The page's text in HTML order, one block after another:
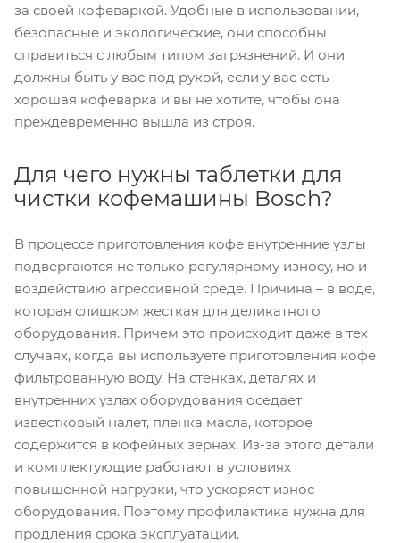
за своей кофеваркой. Удобные в использовании,
безопасные и экологические, они способны
справиться с любым типом загрязнений. И они
должны быть у вас под рукой, если у вас есть
хорошая кофеварка и вы не хотите, чтобы она
преждевременно вышла из строя.
Для чего нужны таблетки для
чистки кофемашины Bosch?
В процессе приготовления кофе внутренние узлы
подвергаются не только регулярному износу, но и
воздействию агрессивной среде. Причина – в воде,
которая слишком жесткая для деликатного
оборудования. Причем это происходит даже в тех
случаях, когда вы используете приготовления кофе
фильтрованную воду. На стенках, деталях и
внутренних узлах оборудования оседает
известковый налет, пленка масла, которое
содержится в кофейных зернах. Из-за этого детали
и комплектующие работают в условиях
повышенной нагрузки, что ускоряет износ
оборудования. Поэтому профилактика нужна для
продления срока эксплуатации.